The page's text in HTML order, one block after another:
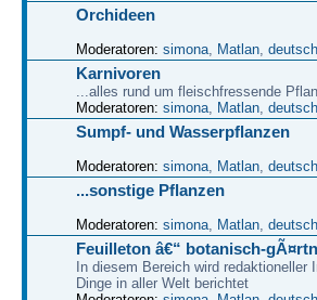
Orchideen
Moderatoren: simona Matlan
Karnivoren
...alles rund um fleischfressende
Moderatoren: simona Matlan
Sumpf- und Wasserpflanzen
Moderatoren: simona Matlan
...sonstige Pflanzen
Moderatoren: simona Matlan
Feuilleton â€“ botanisch-
In diesem Bereich wird
Dinge in aller Welt berichtet